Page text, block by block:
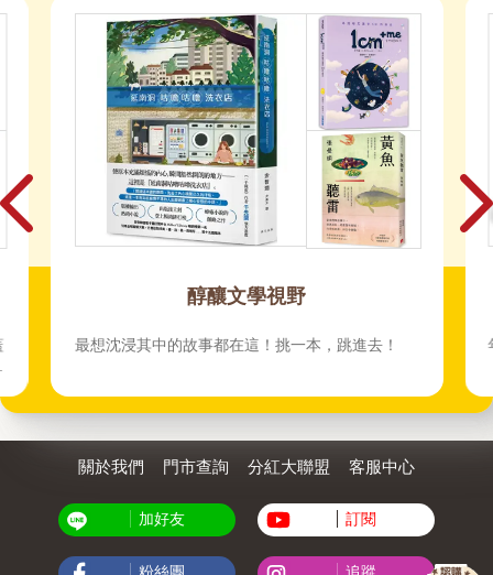
2024電玩3C暢銷榜TOP100
年度熱銷3C商品，電玩迷的你不可錯過！
關於我們 門市查詢 分紅大聯盟 客服中心
加好友 訂閱
粉絲團 追蹤